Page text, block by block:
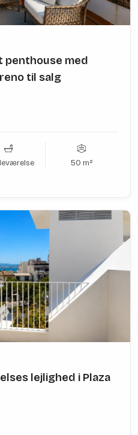
penthouse med
til salg
50 m²
lejlighed i Plaza